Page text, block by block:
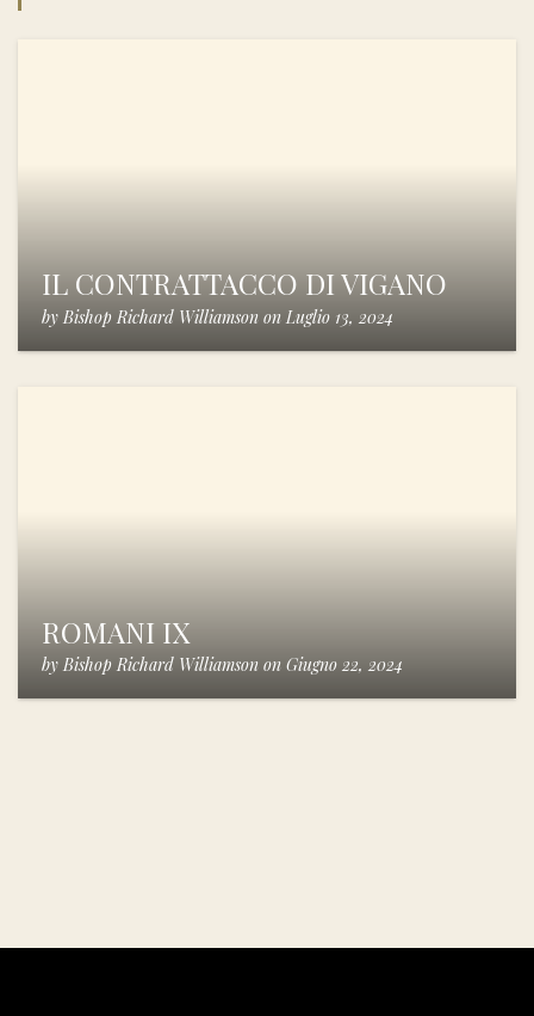
IL CONTRATTACCO DI VIGANO
by Bishop Richard Williamson on Luglio 13, 2024
ROMANI IX
by Bishop Richard Williamson on Giugno 22, 2024